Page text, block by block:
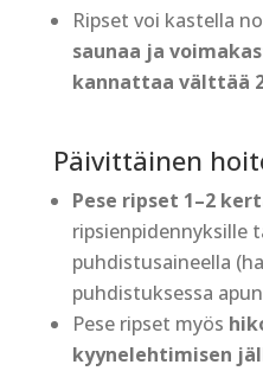
Ripset voi kastella
saunaa ja
kannattaa välttää
Päivittäinen
Pese ripset 1–2
ripsienpidennyksille
puhdistusaineella
puhdistuksessa
Pese ripset myös
kyynelehtimisen